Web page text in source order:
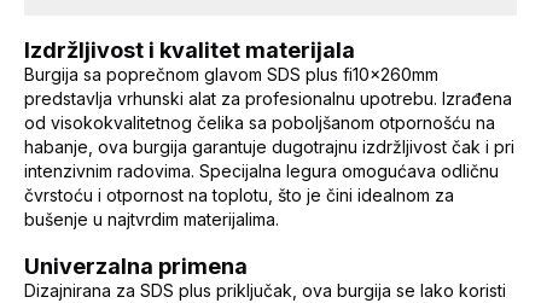
Izdržljivost i kvalitet materijala
Burgija sa poprečnom glavom SDS plus fi10×260mm
predstavlja vrhunski alat za profesionalnu upotrebu. Izrađena
od visokokvalitetnog čelika sa poboljšanom otpornošću na
habanje, ova burgija garantuje dugotrajnu izdržljivost čak i pri
intenzivnim radovima. Specijalna legura omogućava odličnu
čvrstoću i otpornost na toplotu, što je čini idealnom za
bušenje u najtvrdim materijalima.
Univerzalna primena
Dizajnirana za SDS plus priključak, ova burgija se lako koristi